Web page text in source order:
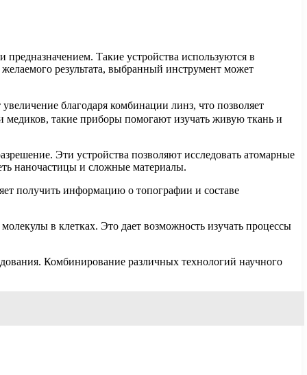
Такие устройства используются в
результата, выбранный инструмент может
благодаря комбинации линз, что позволяет
медиков, такие приборы помогают изучать живую ткань и
Эти устройства позволяют исследовать атомарные
наночастицы и сложные материалы.
получить информацию о топографии и составе
в клетках. Это дает возможность изучать процессы
Комбинирование различных технологий научного